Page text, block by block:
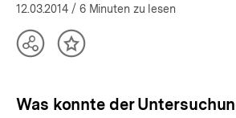
12.03.2014 / 6 Minuten zu lesen
TeilenInhalt
Was konnte der